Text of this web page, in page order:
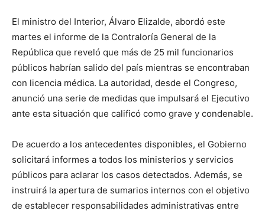
El ministro del Interior, Álvaro Elizalde, abordó este
martes el informe de la Contraloría General de la
República que reveló que más de 25 mil funcionarios
públicos habrían salido del país mientras se encontraban
con licencia médica. La autoridad, desde el Congreso,
anunció una serie de medidas que impulsará el Ejecutivo
ante esta situación que calificó como grave y condenable.
De acuerdo a los antecedentes disponibles, el Gobierno
solicitará informes a todos los ministerios y servicios
públicos para aclarar los casos detectados. Además, se
instruirá la apertura de sumarios internos con el objetivo
de establecer responsabilidades administrativas entre